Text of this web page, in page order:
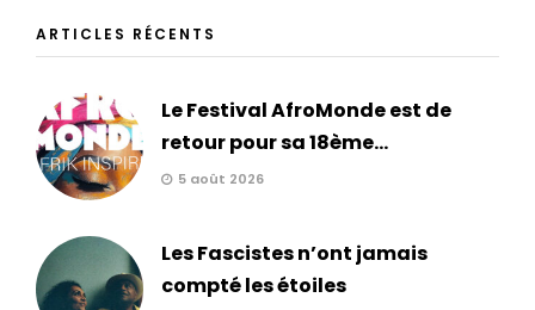
ARTICLES RÉCENTS
Le Festival AfroMonde est de
retour pour sa 18ème...
5 août 2026
Les Fascistes n’ont jamais
compté les étoiles